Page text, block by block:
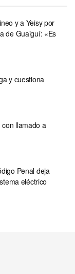
y a Yeisy por
de Guaiguí: «Es
y cuestiona
llamado a
Penal deja
eléctrico